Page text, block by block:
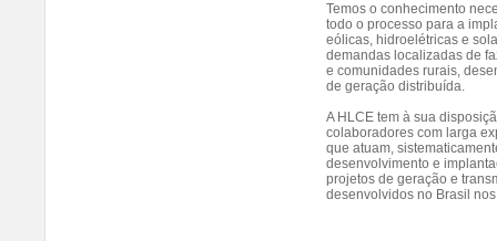
Temos o conhecimento
todo o processo para a
eólicas, hidroelétricas e
demandas localizadas de
e comunidades rurais,
de geração distribuída.
A HLCE tem à sua
colaboradores com larga
que atuam,
desenvolvimento e
projetos de geração e
desenvolvidos no Brasil